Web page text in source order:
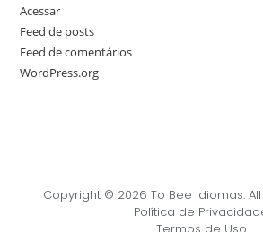
Acessar
Feed de posts
Feed de comentários
WordPress.org
Copyright © 2026 To Bee Idiomas.
Política de